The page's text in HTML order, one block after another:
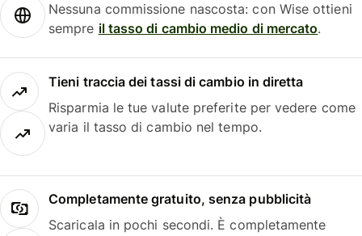
Nessuna commissione nascosta: con Wise ottieni
sempre il tasso di cambio medio di mercato.
Tieni traccia dei tassi di cambio in diretta
Risparmia le tue valute preferite per vedere come
varia il tasso di cambio nel tempo.
Completamente gratuito, senza pubblicità
Scaricala in pochi secondi. È completamente